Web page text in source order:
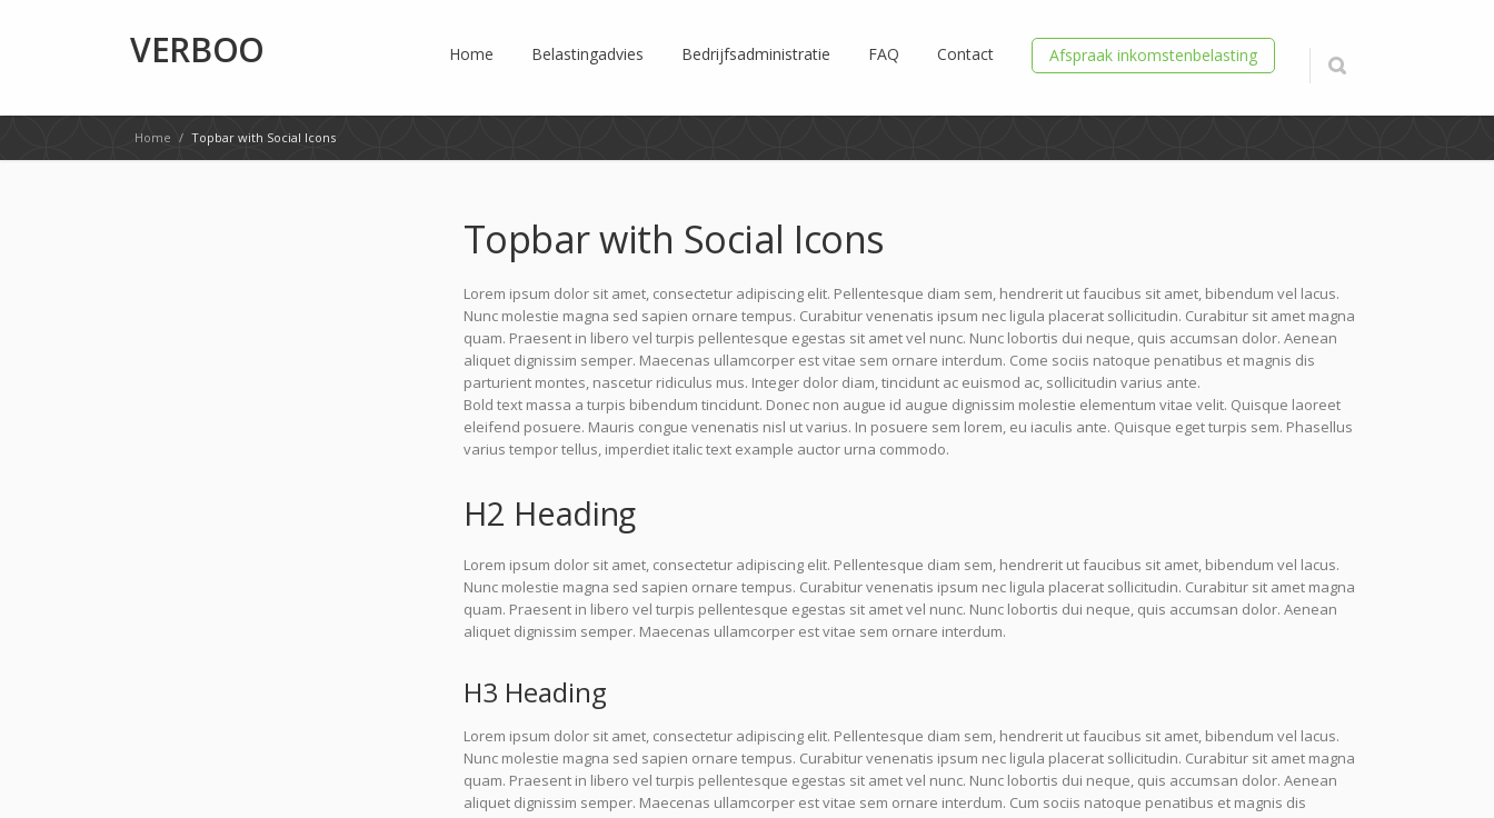
VERBOO Home Belastingadvies Bedrijfsadministratie FAQ Contact Afspraak inkomstenbelasting
Home / Topbar with Social Icons
Topbar with Social Icons
Lorem ipsum dolor sit amet, consectetur adipiscing elit. Pellentesque diam sem, hendrerit ut faucibus sit amet, bibendum vel lacus.
Nunc molestie magna sed sapien ornare tempus. Curabitur venenatis ipsum nec ligula placerat sollicitudin. Curabitur sit amet magna
quam. Praesent in libero vel turpis pellentesque egestas sit amet vel nunc. Nunc lobortis dui neque, quis accumsan dolor. Aenean
aliquet dignissim semper. Maecenas ullamcorper est vitae sem ornare interdum. Come sociis natoque penatibus et magnis dis
parturient montes, nascetur ridiculus mus. Integer dolor diam, tincidunt ac euismod ac, sollicitudin varius ante.
Bold text massa a turpis bibendum tincidunt. Donec non augue id augue dignissim molestie elementum vitae velit. Quisque laoreet
eleifend posuere. Mauris congue venenatis nisl ut varius. In posuere sem lorem, eu iaculis ante. Quisque eget turpis sem. Phasellus
varius tempor tellus, imperdiet italic text example auctor urna commodo.
H2 Heading
Lorem ipsum dolor sit amet, consectetur adipiscing elit. Pellentesque diam sem, hendrerit ut faucibus sit amet, bibendum vel lacus.
Nunc molestie magna sed sapien ornare tempus. Curabitur venenatis ipsum nec ligula placerat sollicitudin. Curabitur sit amet magna
quam. Praesent in libero vel turpis pellentesque egestas sit amet vel nunc. Nunc lobortis dui neque, quis accumsan dolor. Aenean
aliquet dignissim semper. Maecenas ullamcorper est vitae sem ornare interdum.
H3 Heading
Lorem ipsum dolor sit amet, consectetur adipiscing elit. Pellentesque diam sem, hendrerit ut faucibus sit amet, bibendum vel lacus.
Nunc molestie magna sed sapien ornare tempus. Curabitur venenatis ipsum nec ligula placerat sollicitudin. Curabitur sit amet magna
quam. Praesent in libero vel turpis pellentesque egestas sit amet vel nunc. Nunc lobortis dui neque, quis accumsan dolor. Aenean
aliquet dignissim semper. Maecenas ullamcorper est vitae sem ornare interdum. Cum sociis natoque penatibus et magnis dis